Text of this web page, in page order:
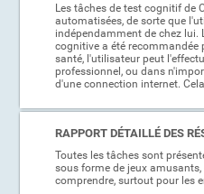
Les tâches de test cognitif de
automatisées, de sorte que
indépendamment de chez lui.
cognitive a été recommandée
santé, l'utilisateur peut
professionnel, ou dans
d'une connection internet.
RAPPORT DÉTAILLÉ DES
Toutes les tâches sont
sous forme de jeux
comprendre, surtout pour les